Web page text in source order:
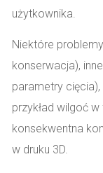
użytkownika.
Niektóre
konserwacja),
parametry cięcia),
przykład wilgoć
konsekwentna
w druku 3D.